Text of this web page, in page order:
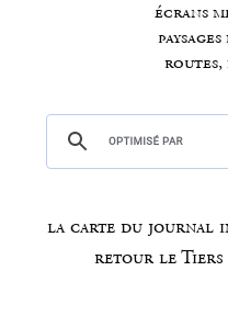
écrans
routes,
la carte du journal
retour le Tiers